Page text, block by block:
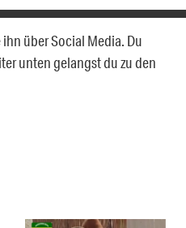
über Social Media. Du
unten gelangst du zu den